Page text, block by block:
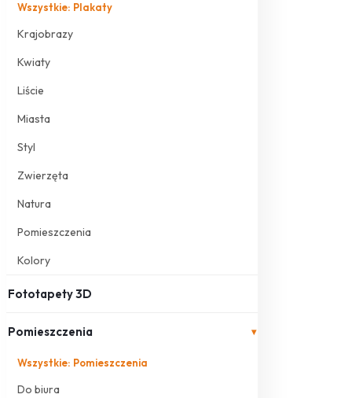
Wszystkie: Plakaty
Krajobrazy
Kwiaty
Liście
Miasta
Styl
Zwierzęta
Natura
Pomieszczenia
Kolory
Fototapety 3D
Pomieszczenia ▾
Wszystkie: Pomieszczenia
Do biura